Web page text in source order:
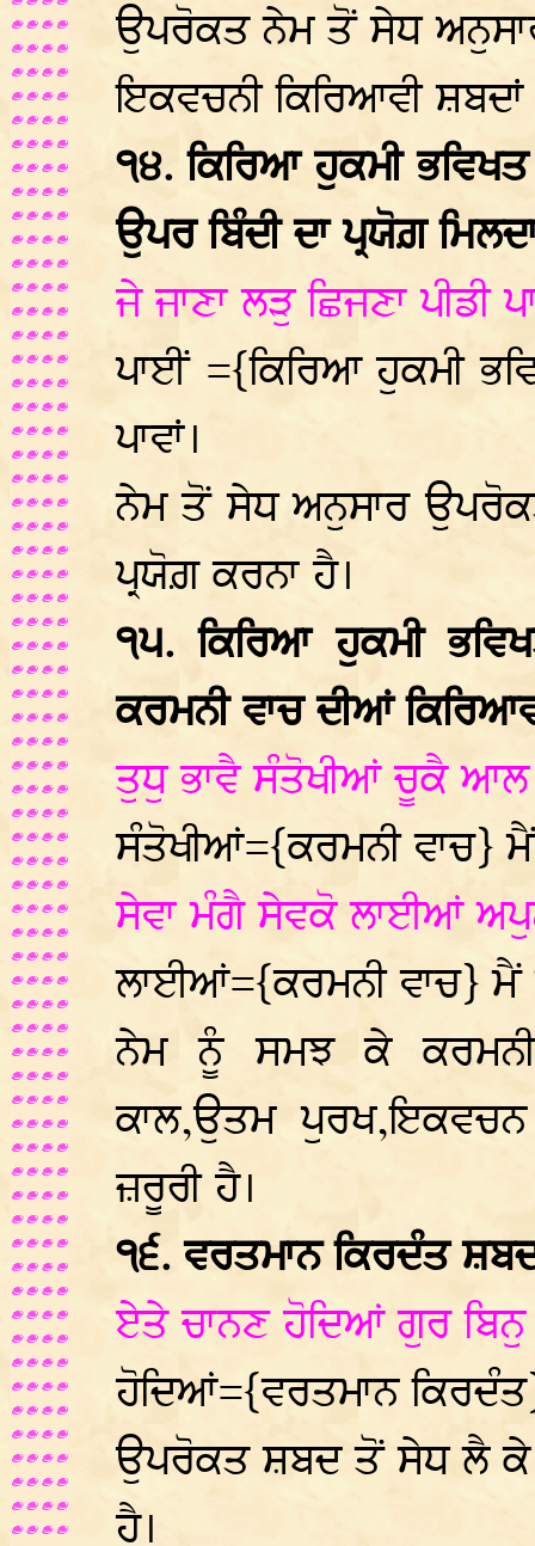
ਉਪਰੋਕਤ ਨੇਮ ਤੋਂ ਸੇਧ
ਇਕਵਚਨੀ ਕਿਰਿਆਵੀ
੧੪. ਕਿਰਿਆ ਹੁਕਮੀ
ਉਪਰ ਬਿੰਦੀ ਦਾ ਪ੍ਰਯੋਗ਼
ਜੇ ਜਾਣਾ ਲੜੁ ਛਿਜਣਾ
ਪਾਈਂ ={ਕਿਰਿਆ ਹੁਕਮੀ
ਪਾਵਾਂ।
ਨੇਮ ਤੋਂ ਸੇਧ ਅਨੁਸਾਰ
ਪ੍ਰਯੋਗ਼ ਕਰਨਾ ਹੈ।
੧੫. ਕਿਰਿਆ ਹੁਕਮੀ
ਕਰਮਨੀ ਵਾਚ ਦੀਆਂ
ਤੁਧੁ ਭਾਵੈ ਸੰਤੋਖੀਆਂ ਚੂਕੈ ਆਲ
ਸੰਤੋਖੀਆਂ={ਕਰਮਨੀ ਵਾਚ}
ਸੇਵਾ ਮੰਗੈ ਸੇਵਕੋ ਲਾਈਆਂ
ਲਾਈਆਂ={ਕਰਮਨੀ ਵਾਚ} ਮੈਂ
ਨੇਮ ਨੂੰ ਸਮਝ ਕੇ
ਕਾਲ,ਉਤਮ ਪੁਰਖ,ਇਕਵਚਨ
ਜ਼ਰੂਰੀ ਹੈ।
੧੬. ਵਰਤਮਾਨ ਕਿਰਦੰਤ
ਏਤੇ ਚਾਨਣ ਹੋਦਿਆਂ ਗੁਰ
ਹੋਦਿਆਂ={ਵਰਤਮਾਨ
ਉਪਰੋਕਤ ਸ਼ਬਦ ਤੋਂ ਸੇਧ ਲੈ ਕੇ
ਹੈ।